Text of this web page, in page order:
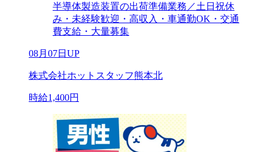
半導体製造装置の出荷準備業務／土日祝休
み・未経験歓迎・高収入・車通勤OK・交通
費支給・大量募集
08月07日UP
株式会社ホットスタッフ熊本北
時給1,400円